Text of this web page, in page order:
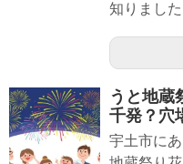
知りまし
うと地蔵
千発？穴
宇土市に